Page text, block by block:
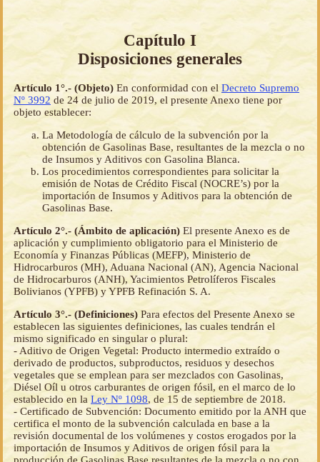
Capítulo I
Disposiciones generales
Artículo 1°.- (Objeto) En conformidad con el Decreto Supremo
Nº 3992 de 24 de julio de 2019, el presente Anexo tiene por
objeto establecer:
La Metodología de cálculo de la subvención por la
obtención de Gasolinas Base, resultantes de la mezcla o no
de Insumos y Aditivos con Gasolina Blanca.
Los procedimientos correspondientes para solicitar la
emisión de Notas de Crédito Fiscal (NOCRE’s) por la
importación de Insumos y Aditivos para la obtención de
Gasolinas Base.
Artículo 2°.- (Ámbito de aplicación) El presente Anexo es de
aplicación y cumplimiento obligatorio para el Ministerio de
Economía y Finanzas Públicas (MEFP), Ministerio de
Hidrocarburos (MH), Aduana Nacional (AN), Agencia Nacional
de Hidrocarburos (ANH), Yacimientos Petrolíferos Fiscales
Bolivianos (YPFB) y YPFB Refinación S. A.
Artículo 3°.- (Definiciones) Para efectos del Presente Anexo se
establecen las siguientes definiciones, las cuales tendrán el
mismo significado en singular o plural:
- Aditivo de Origen Vegetal: Producto intermedio extraído o
derivado de productos, subproductos, residuos y desechos
vegetales que se emplean para ser mezclados con Gasolinas,
Diésel Oíl u otros carburantes de origen fósil, en el marco de lo
establecido en la Ley Nº 1098, de 15 de septiembre de 2018.
- Certificado de Subvención: Documento emitido por la ANH que
certifica el monto de la subvención calculada en base a la
revisión documental de los volúmenes y costos erogados por la
importación de Insumos y Aditivos de origen fósil para la